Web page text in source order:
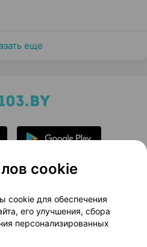
еще
Новости проекта
Медицинский маркетинг
Доставка
cookie
cookie для обеспечения
его улучшения, сбора
персонализированных